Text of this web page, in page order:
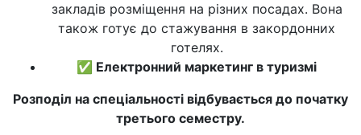
закладів розміщення на різних посадах. Вона
також готує до стажування в закордонних
готелях.
✅ Електронний маркетинг в туризмі
Розподіл на спеціальності відбувається до початку
третього семестру.